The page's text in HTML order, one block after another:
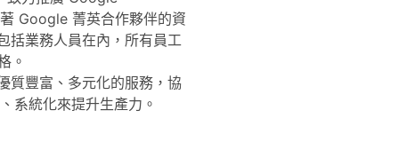
Google 菁英合作夥伴的資
括業務人員在內，所有員工
。
質豐富、多元化的服務，協
系統化來提升生產力。